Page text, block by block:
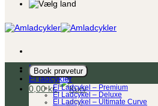
Book prøvetur
0,00kr.
Ladcykel
El ladcykler
El Ladcykel – Premium
El Ladcykel – Deluxe
El Ladcykel – Ultimate Curve